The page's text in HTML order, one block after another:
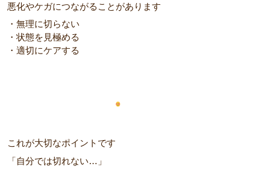
悪化やケガにつながることがあります
・無理に切らない
・状態を見極める
・適切にケアする
これが大切なポイントです
「自分では切れない…」